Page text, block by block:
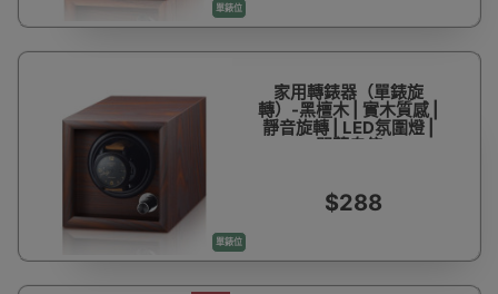
單錶位
單錶位
家用轉錶器（單錶旋
轉）-黑檀木 | 實木質感 |
靜音旋轉 | LED氛圍燈 |
開蓋自停
$288